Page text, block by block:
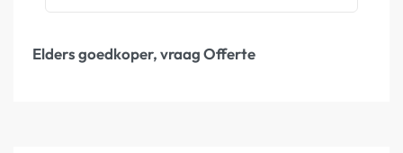
Elders goedkoper, vraag Offerte